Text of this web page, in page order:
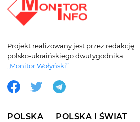
Projekt realizowany jest przez redakcję
polsko-ukraińskiego dwutygodnika
„Monitor Wołyński”
POLSKA POLSKA I ŚWIAT